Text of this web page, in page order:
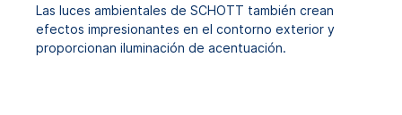
Las luces ambientales de SCHOTT también crean
efectos impresionantes en el contorno exterior y
proporcionan iluminación de acentuación.